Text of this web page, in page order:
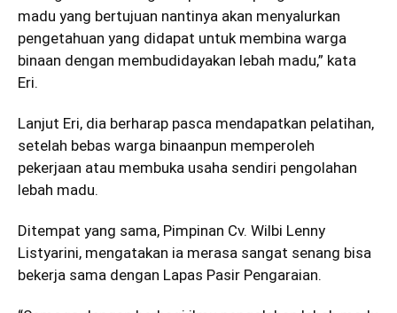
madu yang bertujuan nantinya akan menyalurkan
pengetahuan yang didapat untuk membina warga
binaan dengan membudidayakan lebah madu,” kata
Eri.
Lanjut Eri, dia berharap pasca mendapatkan pelatihan,
setelah bebas warga binaanpun memperoleh
pekerjaan atau membuka usaha sendiri pengolahan
lebah madu.
Ditempat yang sama, Pimpinan Cv. Wilbi Lenny
Listyarini, mengatakan ia merasa sangat senang bisa
bekerja sama dengan Lapas Pasir Pengaraian.